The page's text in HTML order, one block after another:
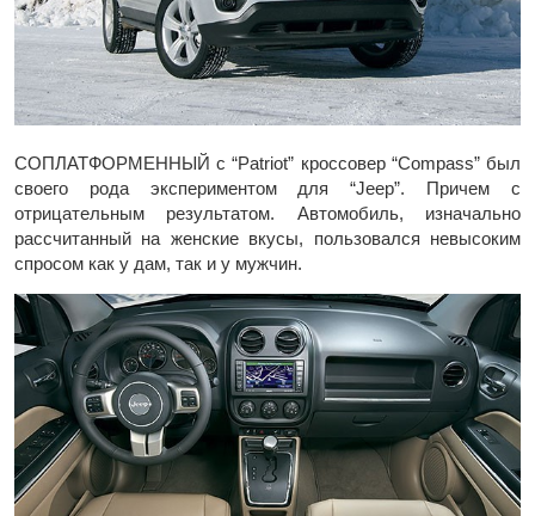
СОПЛАТФОРМЕННЫЙ с “Patriot” кроссовер “Compass” был
своего рода экспериментом для “Jeep”. Причем с
отрицательным результатом. Автомобиль, изначально
рассчитанный на женские вкусы, пользовался невысоким
спросом как у дам, так и у мужчин.